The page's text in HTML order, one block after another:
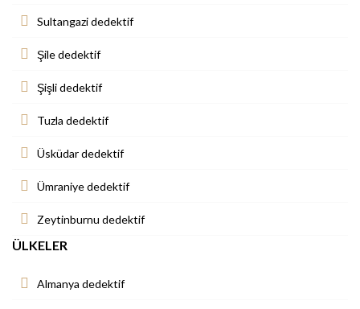
Sultangazi dedektif
Şile dedektif
Şişli dedektif
Tuzla dedektif
Üsküdar dedektif
Ümraniye dedektif
Zeytinburnu dedektif
ÜLKELER
Almanya dedektif